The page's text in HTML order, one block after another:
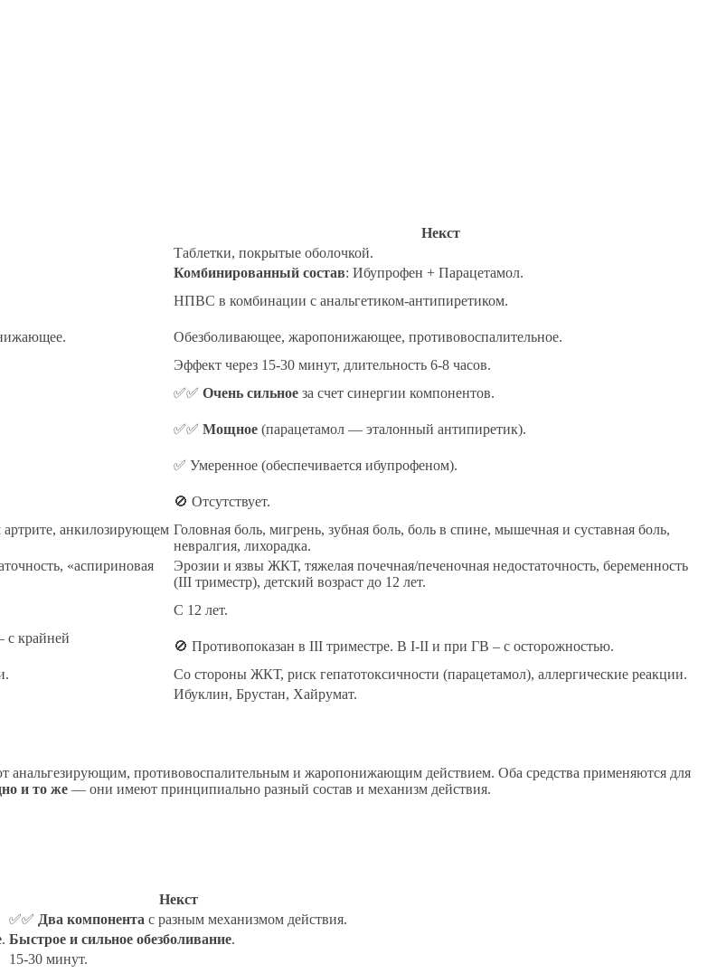
Некст
Таблетки, покрытые оболочкой.
Комбинированный состав: Ибупрофен + Парацетамол.
НПВС в комбинации с анальгетиком-антипиретиком.
Обезболивающее, жаропонижающее, противовоспалительное.
Эффект через 15-30 минут, длительность 6-8 часов.
✅✅ Очень сильное за счет синергии компонентов.
✅✅ Мощное (парацетамол — эталонный антипиретик).
✅ Умеренное (обеспечивается ибупрофеном).
🚫 Отсутствует.
артрите, анкилозирующем Головная боль, мигрень, зубная боль, боль в спине, мышечная и суставная боль,
невралгия, лихорадка.
«аспириновая
Эрозии и язвы ЖКТ, тяжелая почечная/печеночная недостаточность, беременность
(III триместр), детский возраст до 12 лет.
С 12 лет.
с крайней
🚫 Противопоказан в III триместре. В I-II и при ГВ – с осторожностью.
Со стороны ЖКТ, риск гепатотоксичности (парацетамол), аллергические реакции.
Ибуклин, Брустан, Хайрумат.
анальгезирующим, противовоспалительным и жаропонижающим действием. Оба средства применяются для
и то же — они имеют принципиально разный состав и механизм действия.
Некст
✅✅ Два компонента с разным механизмом действия.
. Быстрое и сильное обезболивание.
15-30 минут.